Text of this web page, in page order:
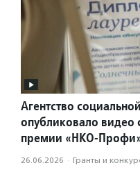
Агентство
опубликовало видео
премии «НКО-
26.06.2026 · Гранты и